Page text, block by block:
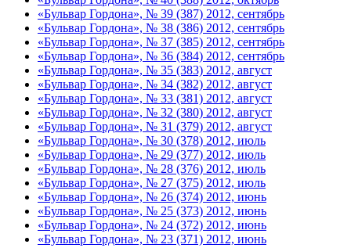
«Бульвар Гордона», № 39 (387) 2012, сентябрь
«Бульвар Гордона», № 38 (386) 2012, сентябрь
«Бульвар Гордона», № 37 (385) 2012, сентябрь
«Бульвар Гордона», № 36 (384) 2012, сентябрь
«Бульвар Гордона», № 35 (383) 2012, август
«Бульвар Гордона», № 34 (382) 2012, август
«Бульвар Гордона», № 33 (381) 2012, август
«Бульвар Гордона», № 32 (380) 2012, август
«Бульвар Гордона», № 31 (379) 2012, август
«Бульвар Гордона», № 30 (378) 2012, июль
«Бульвар Гордона», № 29 (377) 2012, июль
«Бульвар Гордона», № 28 (376) 2012, июль
«Бульвар Гордона», № 27 (375) 2012, июль
«Бульвар Гордона», № 26 (374) 2012, июнь
«Бульвар Гордона», № 25 (373) 2012, июнь
«Бульвар Гордона», № 24 (372) 2012, июнь
«Бульвар Гордона», № 23 (371) 2012, июнь